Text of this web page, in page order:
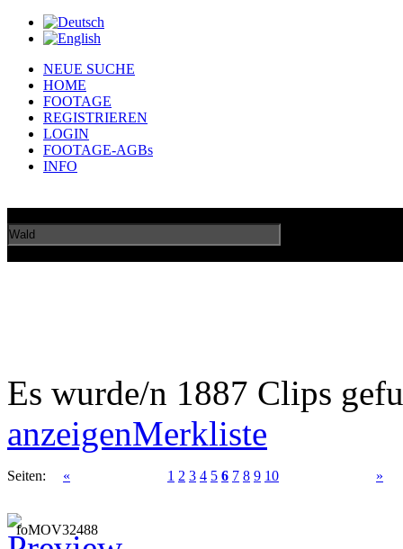
NEUE SUCHE
HOME
FOOTAGE
REGISTRIEREN
LOGIN
FOOTAGE-AGBs
INFO
Es wurde/n 1887 Clips
anzeigenMerkliste
Seiten: « 1 2 3 4 5 6 7 8 9 10 »
foMOV32488